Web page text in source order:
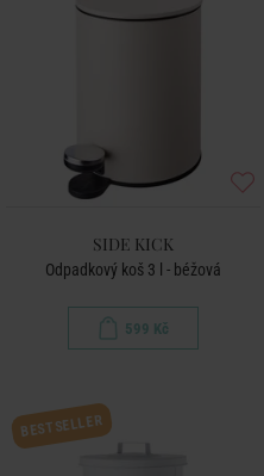
SIDE KICK
Odpadkový koš 3 l - béžová
599 Kč
BESTSELLER